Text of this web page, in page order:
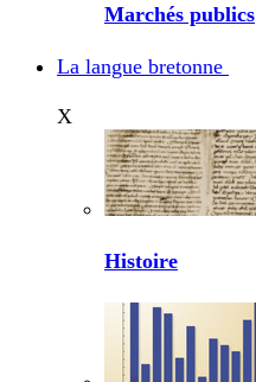
Marchés publics
La langue bretonne
X
Histoire